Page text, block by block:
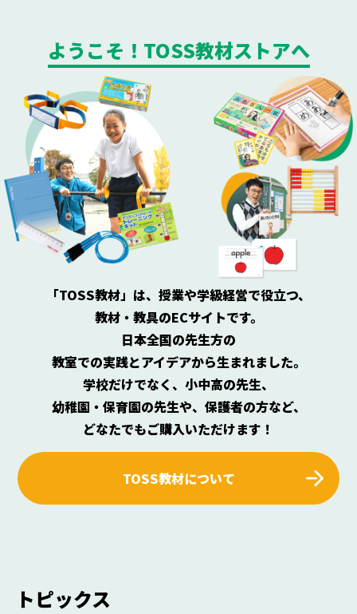
ようこそ！TOSS教材ストアへ
「TOSS教材」は、授業や学級経営で役立つ、
教材・教具のECサイトです。
日本全国の先生方の
教室での実践とアイデアから生まれました。
学校だけでなく、小中高の先生、
幼稚園・保育園の先生や、保護者の方など、
どなたでもご購入いただけます！
TOSS教材について
トピックス